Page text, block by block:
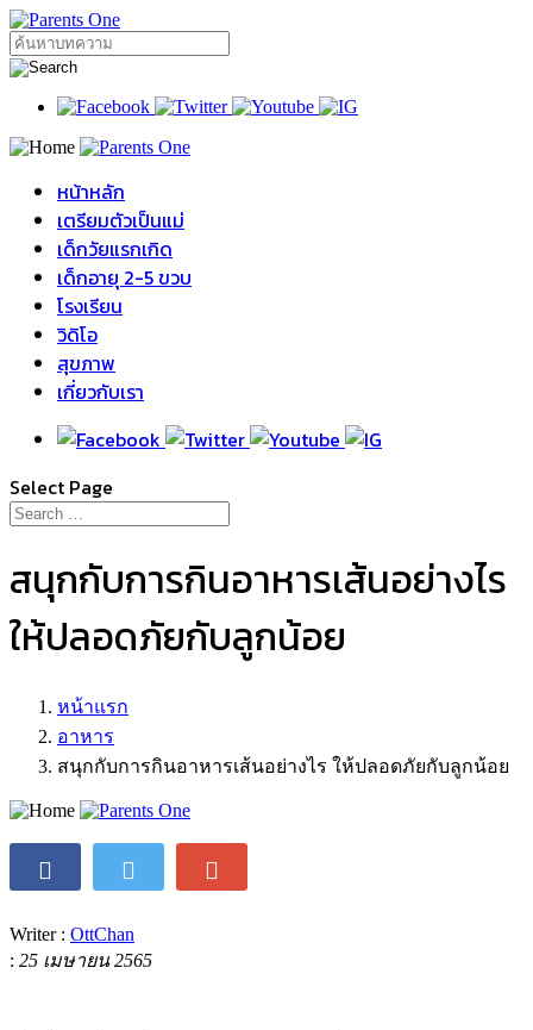
หน้าหลัก
เตรียมตัวเป็นแม่
เด็กวัยแรกเกิด
เด็กอายุ 2-5 ขวบ
โรงเรียน
วิดิโอ
สุขภาพ
เกี่ยวกับเรา
Select Page
สนุกกับการกินอาหารเส้นอย่างไร
ให้ปลอดภัยกับลูกน้อย
หน้าแรก
อาหาร
สนุกกับการกินอาหารเส้นอย่างไร ให้ปลอดภัยกับลูกน้อย
Writer : OttChan
: 25 เมษายน 2565